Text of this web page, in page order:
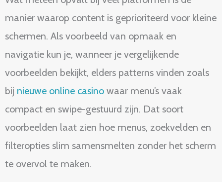
manier waarop content is geprioriteerd voor kleine
schermen. Als voorbeeld van opmaak en
navigatie kun je, wanneer je vergelijkende
voorbeelden bekijkt, elders patterns vinden zoals
bij nieuwe online casino waar menu’s vaak
compact en swipe-gestuurd zijn. Dat soort
voorbeelden laat zien hoe menus, zoekvelden en
filteropties slim samensmelten zonder het scherm
te overvol te maken.